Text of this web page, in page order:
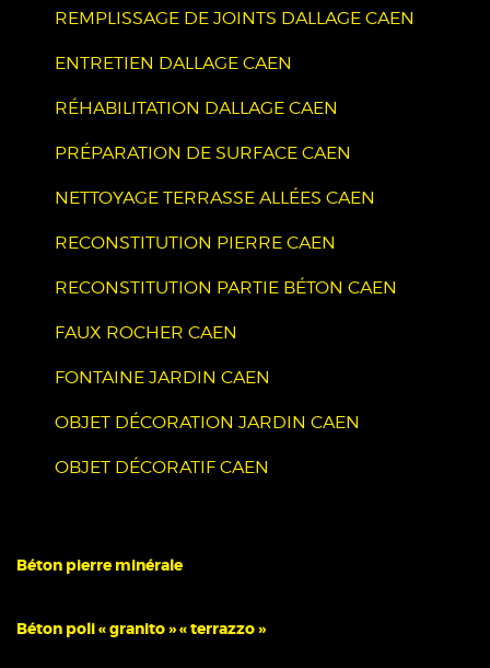
REMPLISSAGE DE JOINTS DALLAGE CAEN
ENTRETIEN DALLAGE CAEN
RÉHABILITATION DALLAGE CAEN
PRÉPARATION DE SURFACE CAEN
NETTOYAGE TERRASSE ALLÉES CAEN
RECONSTITUTION PIERRE CAEN
RECONSTITUTION PARTIE BÉTON CAEN
FAUX ROCHER CAEN
FONTAINE JARDIN CAEN
OBJET DÉCORATION JARDIN CAEN
OBJET DÉCORATIF CAEN
Béton pierre minérale
Béton poli « granito » « terrazzo »